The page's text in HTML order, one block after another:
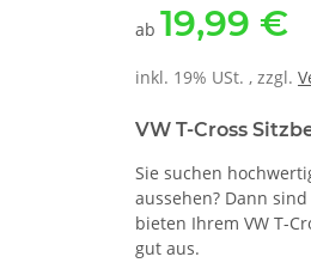
ab 19,99 €
inkl. 19% USt. , zzgl.
VW T-Cross
Sie suchen
aussehen? Dann
bieten Ihrem VW T-
gut aus.